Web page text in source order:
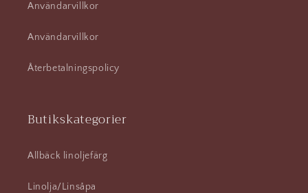
Användarvillkor
Användarvillkor
Återbetalningspolicy
Butikskategorier
Allbäck linoljefärg
Linolja/Linsåpa